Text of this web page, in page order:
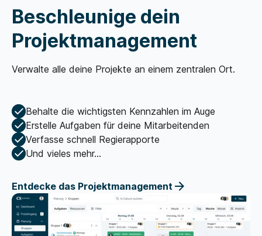
Beschleunige dein
Projektmanagement
Verwalte alle deine Projekte an einem zentralen Ort.
Behalte die wichtigsten Kennzahlen im Auge
Erstelle Aufgaben für deine Mitarbeitenden
Verfasse schnell Regierapporte
Und vieles mehr...
Entdecke das Projektmanagement